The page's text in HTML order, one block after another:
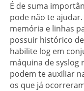
É de suma
pode não te
memória e linhas
possuir histórico
habilite log em
máquina de syslog
podem te auxiliar
os que já